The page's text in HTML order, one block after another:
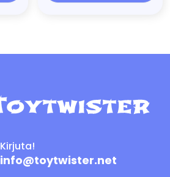
Kirjuta!
info@toytwister.net